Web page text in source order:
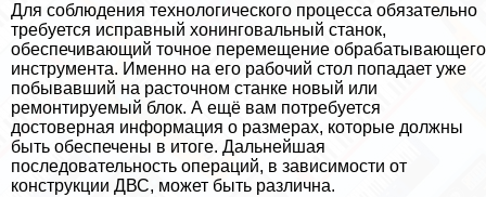
Для соблюдения технологического процесса обязательно
требуется исправный хонинговальный станок,
обеспечивающий точное перемещение обpaбатывающего
инструмента. Именно на его рабочий стол попадает уже
побывавший на расточном станке новый или
ремонтируемый блок. А ещё вам потребуется
достоверная информация о размерах, которые должны
быть обеспечены в итоге. Дальнейшая
последовательность операций, в зависимости от
конструкции ДВС, может быть различна.